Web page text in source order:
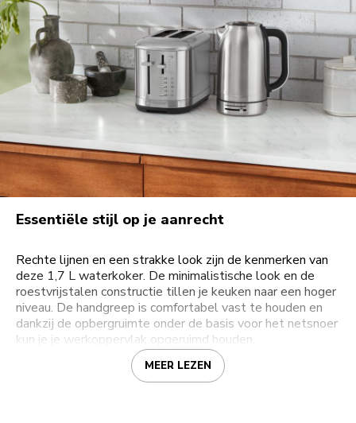
Essentiële stijl op je aanrecht
Rechte lijnen en een strakke look zijn de kenmerken van
deze 1,7 L waterkoker. De minimalistische look en de
roestvrijstalen constructie tillen je keuken naar een hoger
niveau. De handgreep is comfortabel vast te houden en
dankzij de opbergruimte onder de basis voor het netsnoer
kun je je werkoppervlak opgeruimd houden.
MEER LEZEN